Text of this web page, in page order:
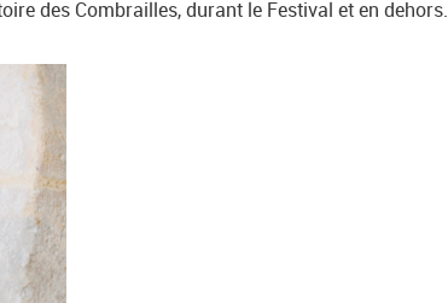
des Combrailles, durant le Festival et en dehors.